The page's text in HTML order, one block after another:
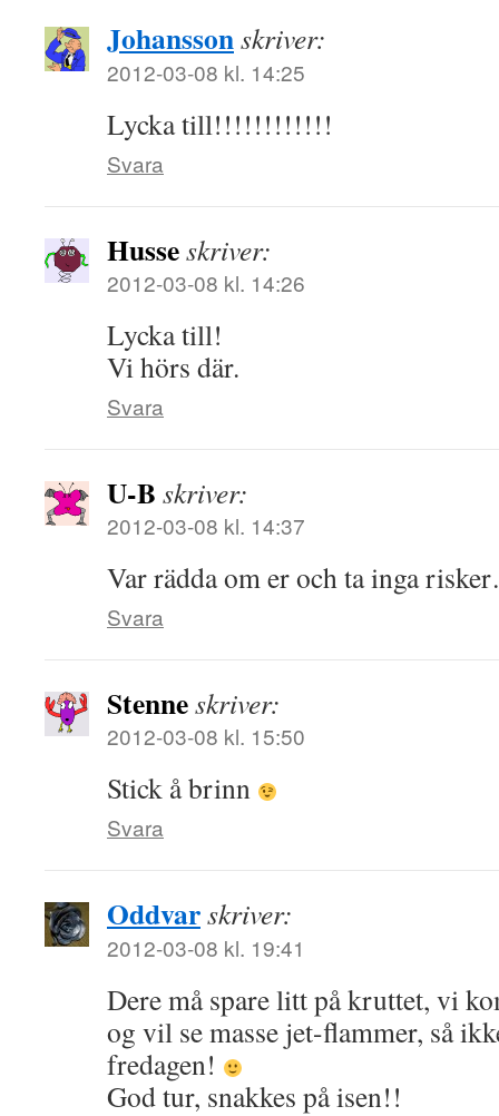
Johanssonskriver:
2012-03-08 kl. 14:25
Lycka till!!!!!!!!!!!!
Svara
Husseskriver:
2012-03-08 kl. 14:26
Lycka till!
Vi hörs där.
Svara
U-B skriver:
2012-03-08 kl. 14:37
Var rädda om er och ta inga
Svara
Stenneskriver:
2012-03-08 kl. 15:50
Stick å brinn
Svara
Oddvarskriver:
2012-03-08 kl. 19:41
Dere må spare litt på kruttet, vi
og vil se masse jet-flammer, så
fredagen!
God tur, snakkes på isen!!